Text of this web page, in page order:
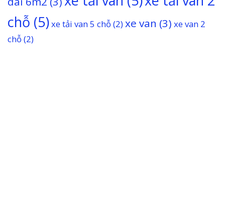
chỗ (5)xe tải van 5 chỗ(2) xe van (3) xe van 2
chỗ(2)